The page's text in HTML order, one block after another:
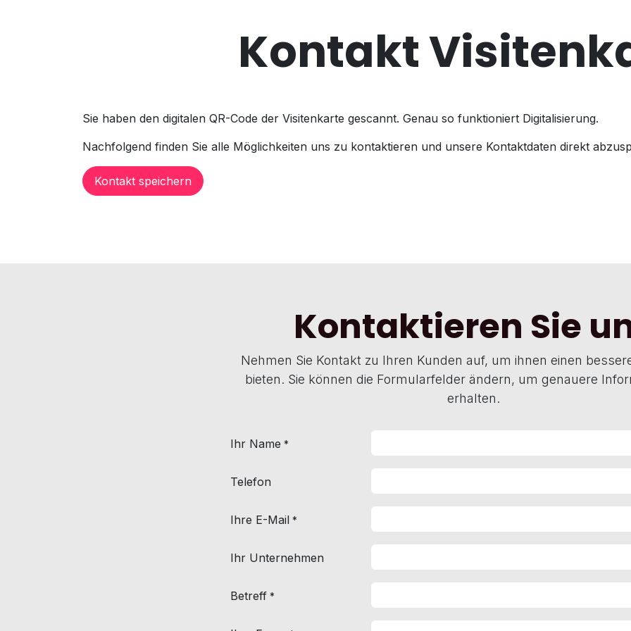
Kontakt
Sie haben den digitalen QR-Code der Visitenkarte gescannt. Genau so funktioniert Digitalisierung.
Nachfolgend finden Sie alle Möglichkeiten uns zu kontaktieren und unsere Kontaktdaten direkt
Kontakt speichern
Kontaktieren Sie
Nehmen Sie Kontakt zu Ihren Kunden auf, um ihnen einen
bieten. Sie können die Formularfelder ändern, um genauere
erhalten.
Ihr Name *
Telefon
Ihre E-Mail *
Ihr Unternehmen
Betreff *